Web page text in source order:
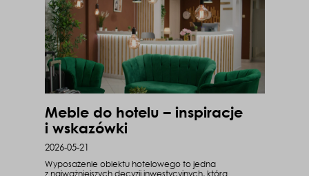
Meble do hotelu – inspiracje
i wskazówki
2026-05-21
Wyposażenie obiektu hotelowego to jedna
z najważniejszych decyzji inwestycyjnych, która